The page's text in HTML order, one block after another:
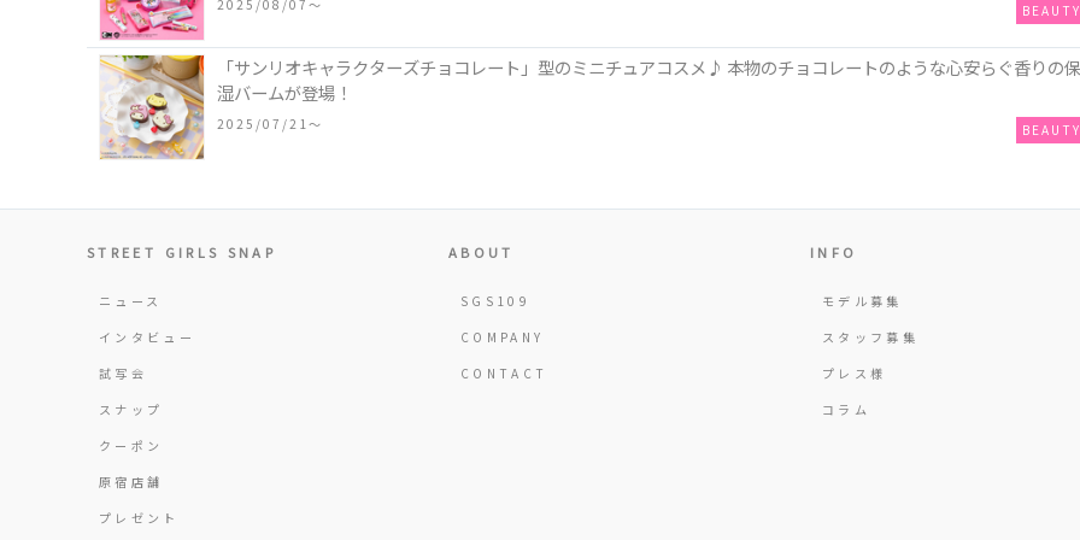
2025/08/07〜 BEAUTY
「サンリオキャラクターズチョコレート」型のミニチュアコスメ♪ 本物のチョコレートのような心安らぐ香りの保
湿バームが登場！
2025/07/21〜 BEAUTY
STREET GIRLS SNAP
ニュース
インタビュー
試写会
スナップ
クーポン
原宿店舗
プレゼント
ABOUT
SGS109
COMPANY
CONTACT
INFO
モデル募集
スタッフ募集
プレス様
コラム